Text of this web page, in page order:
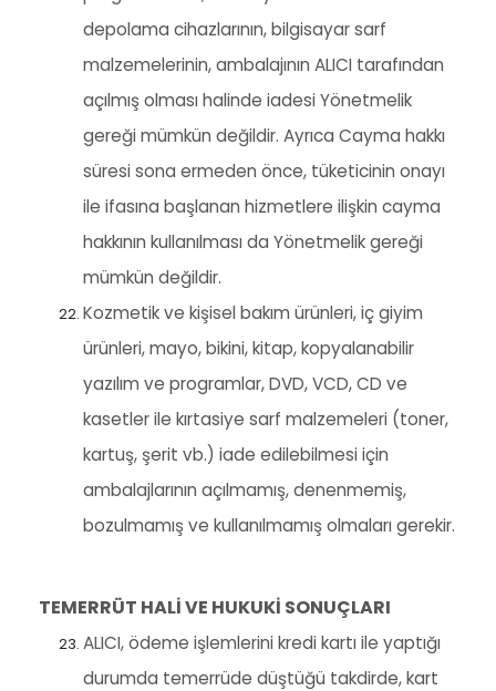
depolama cihazlarının, bilgisayar sarf
malzemelerinin, ambalajının ALICI tarafından
açılmış olması halinde iadesi Yönetmelik
gereği mümkün değildir. Ayrıca Cayma hakkı
süresi sona ermeden önce, tüketicinin onayı
ile ifasına başlanan hizmetlere ilişkin cayma
hakkının kullanılması da Yönetmelik gereği
mümkün değildir.
Kozmetik ve kişisel bakım ürünleri, iç giyim
ürünleri, mayo, bikini, kitap, kopyalanabilir
yazılım ve programlar, DVD, VCD, CD ve
kasetler ile kırtasiye sarf malzemeleri (toner,
kartuş, şerit vb.) iade edilebilmesi için
ambalajlarının açılmamış, denenmemiş,
bozulmamış ve kullanılmamış olmaları gerekir.
TEMERRÜT HALİ VE HUKUKİ SONUÇLARI
ALICI, ödeme işlemlerini kredi kartı ile yaptığı
durumda temerrüde düştüğü takdirde, kart